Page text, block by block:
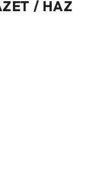
/ HAZ